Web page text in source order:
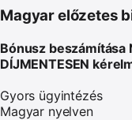
Magyar előzetes
Bónusz beszámítása
DÍJMENTESEN
Gyors ügyintézés
Magyar nyelven